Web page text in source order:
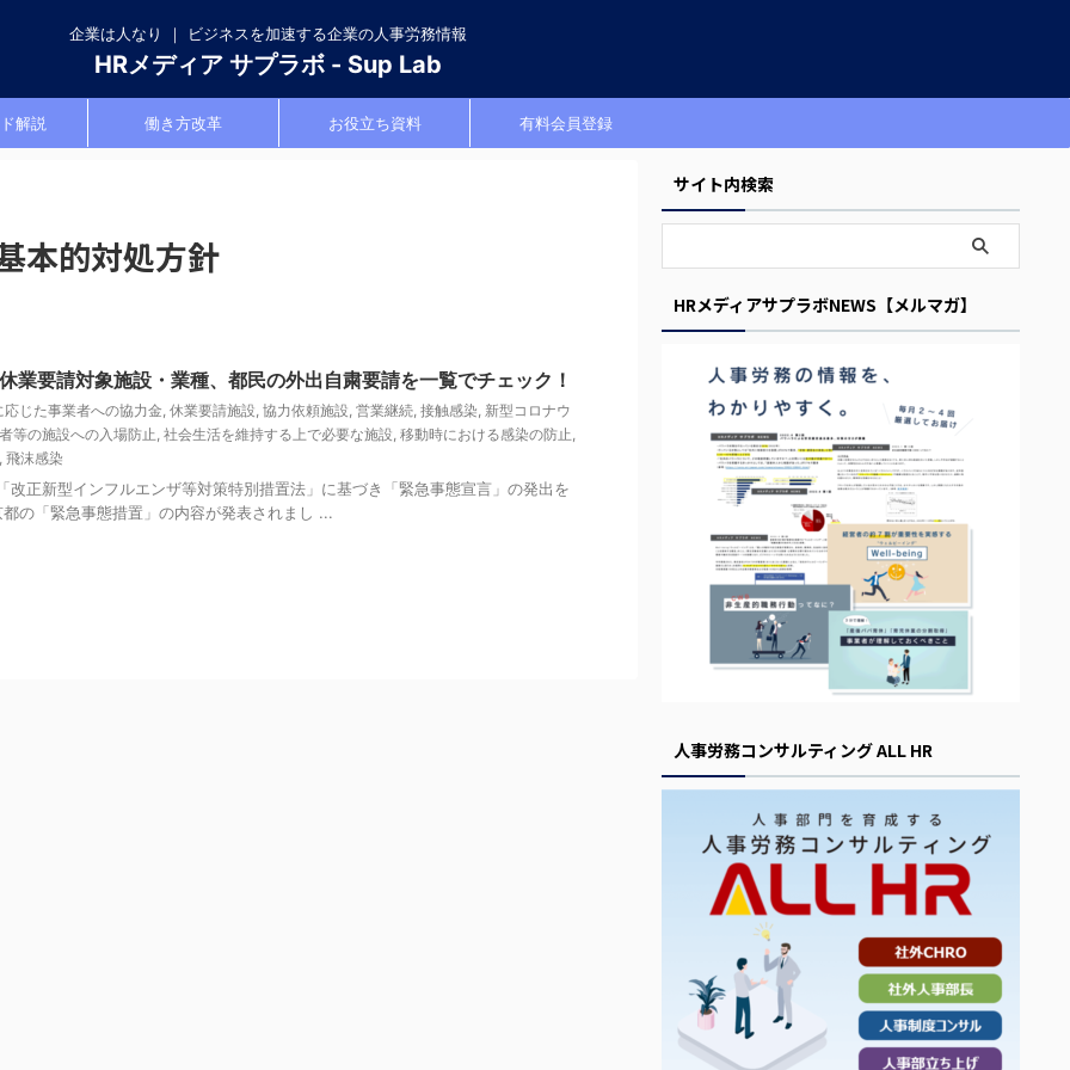
企業は人なり ｜ ビジネスを加速する企業の人事労務情報
HRメディア サプラボ - Sup Lab
解説 働き方改革 お役立ち資料 有料会員登録
本的対処方針
業要請対象施設・業種、都民の外出自粛要請を一覧でチェック！
応じた事業者への協力金, 休業要請施設, 協力依頼施設, 営業継続, 接触感染, 新型コロナウ
等の施設への入場防止, 社会生活を維持する上で必要な施設, 移動時における感染の防止,
, 飛沫感染
正新型インフルエンザ等対策特別措置法」に基づき「緊急事態宣言」の発出を
の「緊急事態措置」の内容が発表されまし ...
サイト内検索
HRメディアサプラボNEWS【メルマガ】
人事労務コンサルティング ALL HR